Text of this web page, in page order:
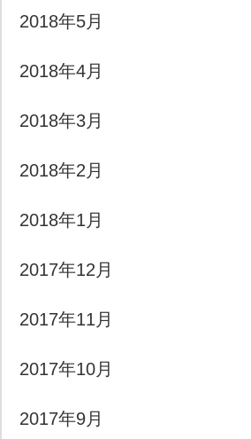
2018年5月
2018年4月
2018年3月
2018年2月
2018年1月
2017年12月
2017年11月
2017年10月
2017年9月